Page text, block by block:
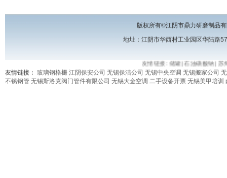
版权所有©江阴市鼎力研磨制品
地址：江阴市华西村工业园区华陆路
友情链接: 储罐| 石油磺酸钠| 苏
友情链接： 玻璃钢格栅 江阴保安公司 无锡保洁公司 无锡中央空调 无锡搬家公司
不锈钢管 无锡斯洛克阀门管件有限公司 无锡大金空调 二手设备开票 无锡美甲培训